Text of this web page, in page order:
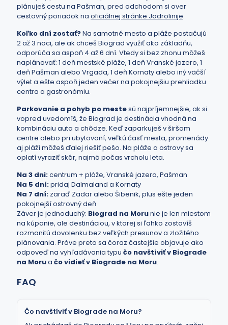
plánuješ cestu na Pašman, pred odchodom si over
cestovný poriadok na oficiálnej stránke Jadrolinije.
Koľko dní zostať?Na samotné mesto a pláže postačujú
2 až 3 noci, ale ak chceš Biograd využiť ako základňu,
odporúča sa aspoň 4 až 6 dní. Vtedy si bez zhonu môžeš
naplánovať: 1 deň mestské pláže, 1 deň Vranské jazero, 1
deň Pašman alebo Vrgada, 1 deň Kornaty alebo iný väčší
výlet a ešte aspoň jeden večer na pokojnejšiu prehliadku
centra a gastronómiu.
Parkovanie a pohyb po mestesú najpríjemnejšie, ak si
vopred uvedomíš, že Biograd je destinácia vhodná na
kombináciu auta a chôdze. Keď zaparkuješ v širšom
centre alebo pri ubytovaní, veľkú časť mesta, promenády
aj pláží môžeš ďalej riešiť pešo. Na pláže a ostrovy sa
oplatí vyraziť skôr, najmä počas vrcholu leta.
Na 3 dni:centrum + pláže, Vranské jazero, Pašman
Na 5 dní:pridaj Dalmaland a Kornaty
Na 7 dní: zaraď Zadar alebo Šibenik, plus ešte jeden
pokojnejší ostrovný deň
Záver je jednoduchý: Biograd na Morunie je len miestom
na kúpanie, ale destináciou, v ktorej si ľahko zostavíš
rozmanitú dovolenku bez veľkých presunov a zložitého
plánovania. Práve preto sa čoraz častejšie objavuje ako
odpoveď na vyhľadávania typu čo navštíviť v Biograde
na Morua čo vidieť v Biograde na Moru.
FAQ
Čo navštíviť v Biograde na Moru?